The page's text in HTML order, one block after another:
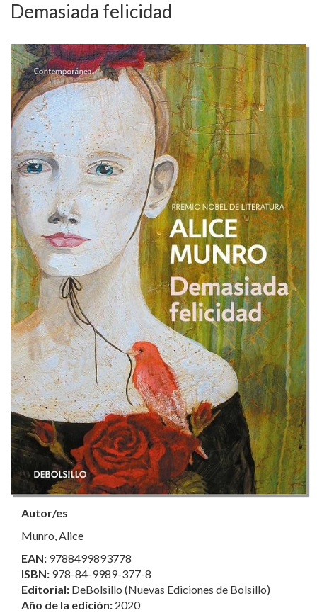
Demasiada felicidad
Autor/es
Munro, Alice
EAN: 9788499893778
ISBN: 978-84-9989-377-8
Editorial: DeBolsillo (Nuevas Ediciones de Bolsillo)
Año de la edición: 2020